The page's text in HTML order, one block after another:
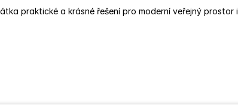
praktické a krásné řešení pro moderní veřejný prostor i